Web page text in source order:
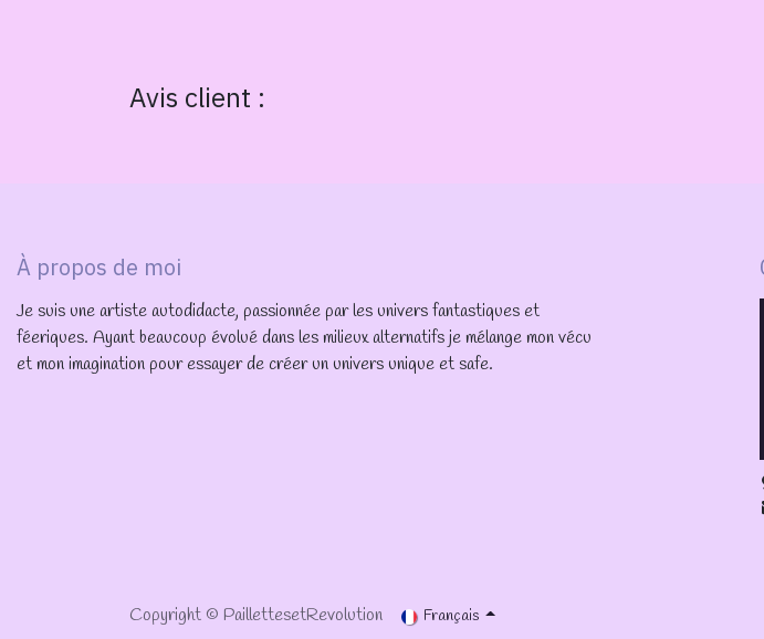
Avis client :
À propos de moi
Je suis une artiste autodidacte, passionnée par les univers fantastiques et
féeriques. Ayant beaucoup évolué dans les milieux alternatifs je mélange mon vécu
et mon imagination pour essayer de créer un univers unique et safe.
Copyright © PaillettesetRevolution Français